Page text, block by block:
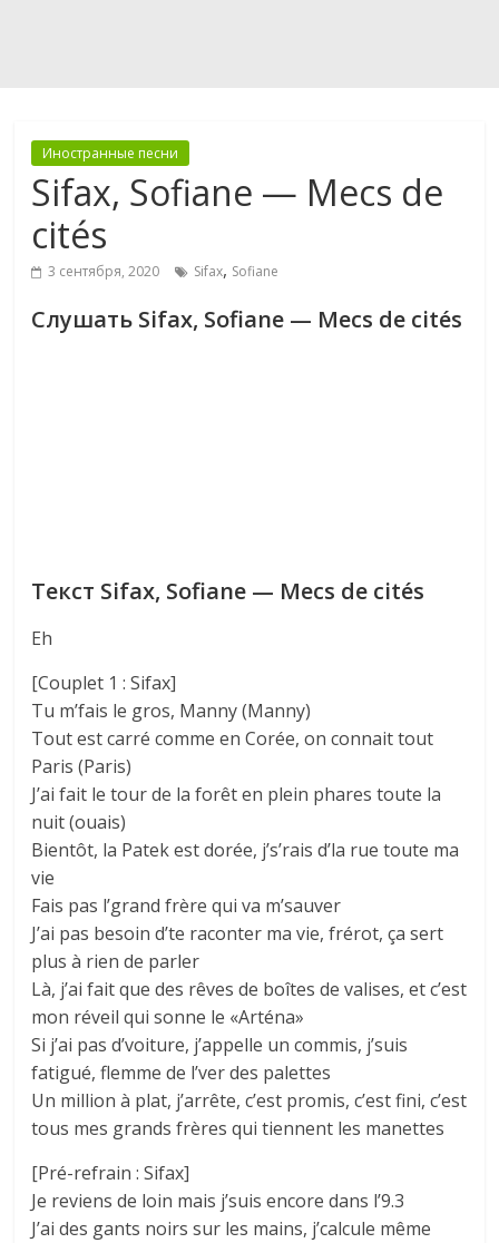
Иностранные песни
Sifax, Sofiane — Mecs de
cités
3 сентября, 2020 Sifax, Sofiane
Слушать Sifax, Sofiane — Mecs de cités
Текст Sifax, Sofiane — Mecs de cités
Eh
[Couplet 1 : Sifax]
Tu m’fais le gros, Manny (Manny)
Tout est carré comme en Corée, on connait tout
Paris (Paris)
J’ai fait le tour de la forêt en plein phares toute la
nuit (ouais)
Bientôt, la Patek est dorée, j’s’rais d’la rue toute ma
vie
Fais pas l’grand frère qui va m’sauver
J’ai pas besoin d’te raconter ma vie, frérot, ça sert
plus à rien de parler
Là, j’ai fait que des rêves de boîtes de valises, et c’est
mon réveil qui sonne le «Arténa»
Si j’ai pas d’voiture, j’appelle un commis, j’suis
fatigué, flemme de l’ver des palettes
Un million à plat, j’arrête, c’est promis, c’est fini, c’est
tous mes grands frères qui tiennent les manettes
[Pré-refrain : Sifax]
Je reviens de loin mais j’suis encore dans l’9.3
J’ai des gants noirs sur les mains, j’calcule même